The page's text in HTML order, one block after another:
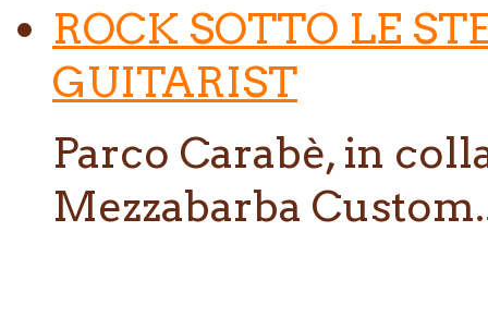
ROCK SOTTO LE
GUITARIST
Parco Carabè, in
Mezzabarba